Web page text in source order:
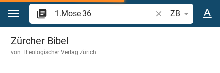
Zum Inhalt springen
Bibelstelle oder
ZB
1.Mose 36
Zürcher Bibel
vonTheologischer Verlag Zürich